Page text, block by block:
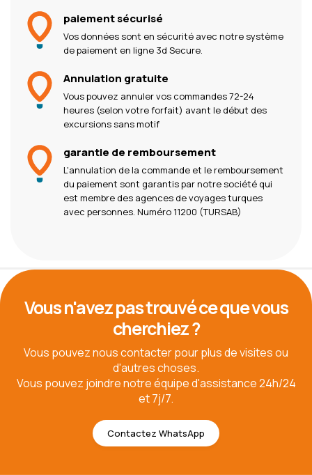
paiement sécurisé
Vos données sont en sécurité avec notre système
de paiement en ligne 3d Secure.
Annulation gratuite
Vous pouvez annuler vos commandes 72-24
heures (selon votre forfait) avant le début des
excursions sans motif
garantie de remboursement
L'annulation de la commande et le remboursement
du paiement sont garantis par notre société qui
est membre des agences de voyages turques
avec personnes. Numéro 11200 (TURSAB)
Vous n'avez pas trouvé ce que vous
cherchiez ?
Vous pouvez nous contacter pour plus de visites ou
d'autres choses.
Vous pouvez joindre notre équipe d'assistance 24h/24
et 7j/7.
Contactez WhatsApp